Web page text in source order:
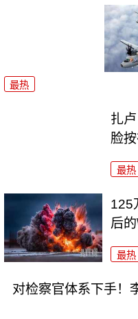
最热
扎
脸
最热
125
后
最热
对检察官体系下手！